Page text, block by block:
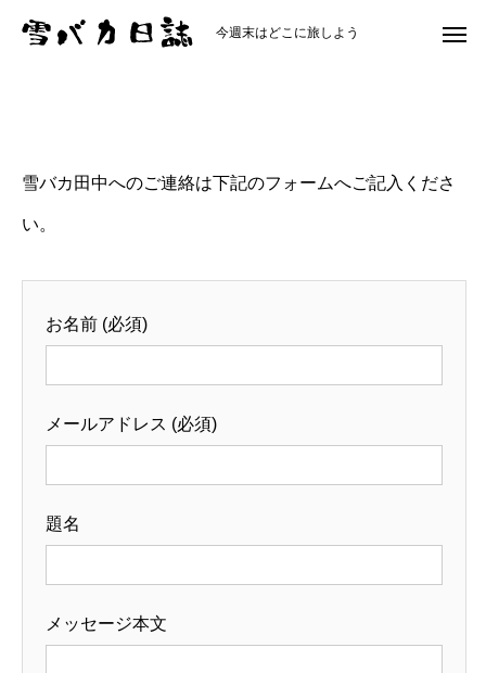
今週末はどこに旅しよう
雪バカ田中へのご連絡は下記のフォームへご記入くださ
い。
お名前 (必須)
メールアドレス (必須)
題名
メッセージ本文